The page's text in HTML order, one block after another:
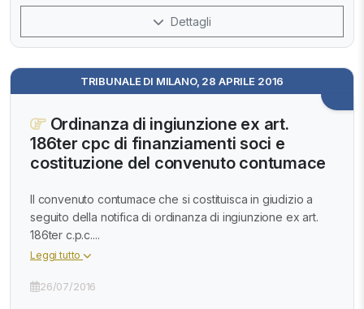
Dettagli
TRIBUNALE DI MILANO, 28 APRILE 2016
Ordinanza di ingiunzione ex art.
186ter cpc di finanziamenti soci e
costituzione del convenuto contumace
Il convenuto contumace che si costituisca in giudizio a
seguito della notifica di ordinanza di ingiunzione ex art.
186ter c.p.c....
Leggi tutto
26/07/2016